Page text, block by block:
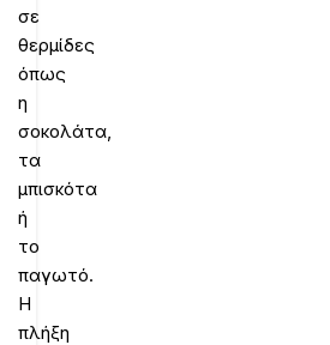
σε
θερμίδες
όπως
η
σοκολάτα,
τα
μπισκότα
ή
το
παγωτό.
Η
πλήξη